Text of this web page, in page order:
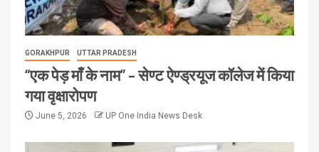
GORAKHPUR UTTAR PRADESH
“एक पेड़ माँ के नाम” – सेण्ट ऐण्ड्रयूज कॉलेज में किया
गया वृक्षारोपण
June 5, 2026 UP One India News Desk